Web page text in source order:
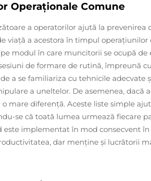
Operaționale Comune
a operatorilor ajută la
viață a acestora în timpul
modul în care muncitorii se ocupă
de formare de rutină, împreună
a se familiariza cu tehnicile adecvate
a uneltelor. De asemenea, dacă
o mare diferenţă. Aceste liste simple
se că toată lumea urmează fiecare
este implementat în mod consecvent
dar menține și lucrătorii